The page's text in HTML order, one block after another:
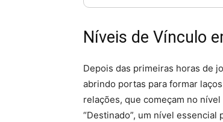
Níveis de Vínculo
Depois das primeiras horas de
abrindo portas para formar
relações, que começam no nível
“Destinado”, um nível